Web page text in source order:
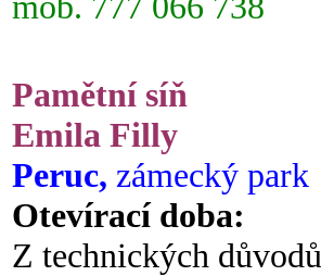
Pamětní síň
Emila Filly
Peruc, zámecký park
Otevírací doba:
Z technických